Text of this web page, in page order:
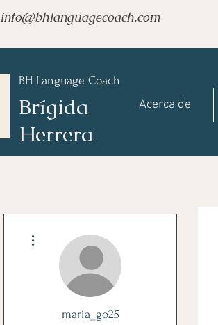
info@bhlanguagecoach.com
BH Language Coach
Brígida
Herrera
Acerca de
maria_go25